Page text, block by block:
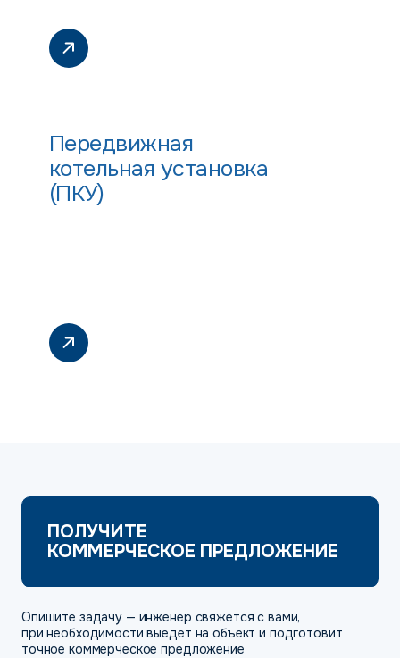
Передвижная
котельная установка
(ПКУ)
ПОЛУЧИТЕ
КОММЕРЧЕСКОЕ ПРЕДЛОЖЕНИЕ
Опишите задачу — инженер свяжется с вами,
при необходимости выедет на объект и подготовит
точное коммерческое предложение